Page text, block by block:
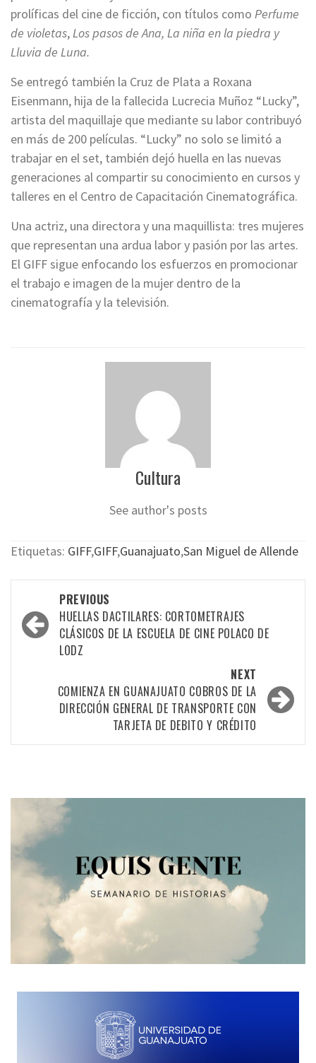
prolíficas del cine de ficción, con títulos como Perfume
de violetas,Los pasos de Ana, La niña en la piedra y
Lluvia de Luna.
Se entregó también la Cruz de Plata a Roxana
Eisenmann, hija de la fallecida Lucrecia Muñoz “Lucky”,
artista del maquillaje que mediante su labor contribuyó
en más de 200 películas. “Lucky” no solo se limitó a
trabajar en el set, también dejó huella en las nuevas
generaciones al compartir su conocimiento en cursos y
talleres en el Centro de Capacitación Cinematográfica.
Una actriz, una directora y una maquillista: tres mujeres
que representan una ardua labor y pasión por las artes.
El GIFF sigue enfocando los esfuerzos en promocionar
el trabajo e imagen de la mujer dentro de la
cinematografía y la televisión.
Cultura
See author's posts
Etiquetas: GIFF,GIFF,Guanajuato,San Miguel de Allende
navigation
PREVIOUS
HUELLAS DACTILARES: CORTOMETRAJES
CLÁSICOS DE LA ESCUELA DE CINE POLACO DE
LODZ
NEXT
COMIENZA EN GUANAJUATO COBROS DE LA
DIRECCIÓN GENERAL DE TRANSPORTE CON
TARJETA DE DEBITO Y CRÉDITO